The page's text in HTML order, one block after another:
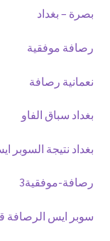
بصرة – بغداد
رصافة موفقية
نعمانية رصافة
بغداد سباق الفاو
بغداد نتيجة السوبر
رصافة-موفقية3
سوبر ايس الرصافة